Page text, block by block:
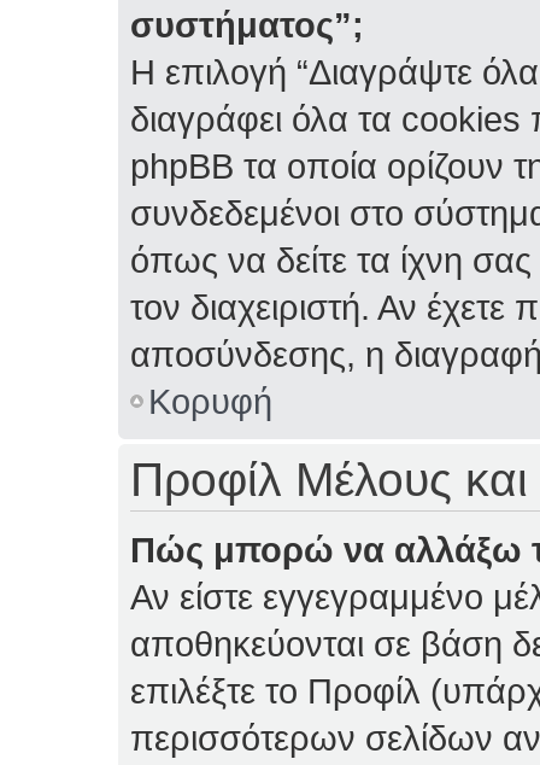
συστήματος”;
Η επιλογή “Διαγράψτε
διαγράφει όλα τα cookies
phpBB τα οποία ορίζουν
συνδεδεμένοι στο
όπως να δείτε τα ίχνη
τον διαχειριστή. Αν
αποσύνδεσης, η
Κορυφή
Προφίλ Μέλους και
Πώς μπορώ να αλλάξω
Αν είστε εγγεγραμμένο
αποθηκεύονται σε βάση
επιλέξτε το Προφίλ
περισσότερων σελίδων